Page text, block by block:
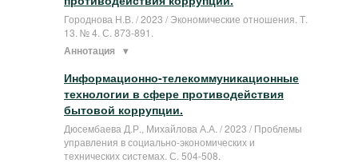
Городнова Н.В. / 2023 / Экономические отношения. Т.
13. № 4. С. 873-891.
Аннотация
Информационно-телекоммуникационные
технологии в сфере противодействия
бытовой коррупции.
Дюсембаева Д.Р., Михайлова А.А. / 2023 / Проблемы
управления в социально-экономических и
технических системах. С. 504-508.